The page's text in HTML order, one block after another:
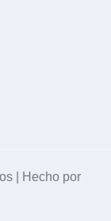
| Hecho por